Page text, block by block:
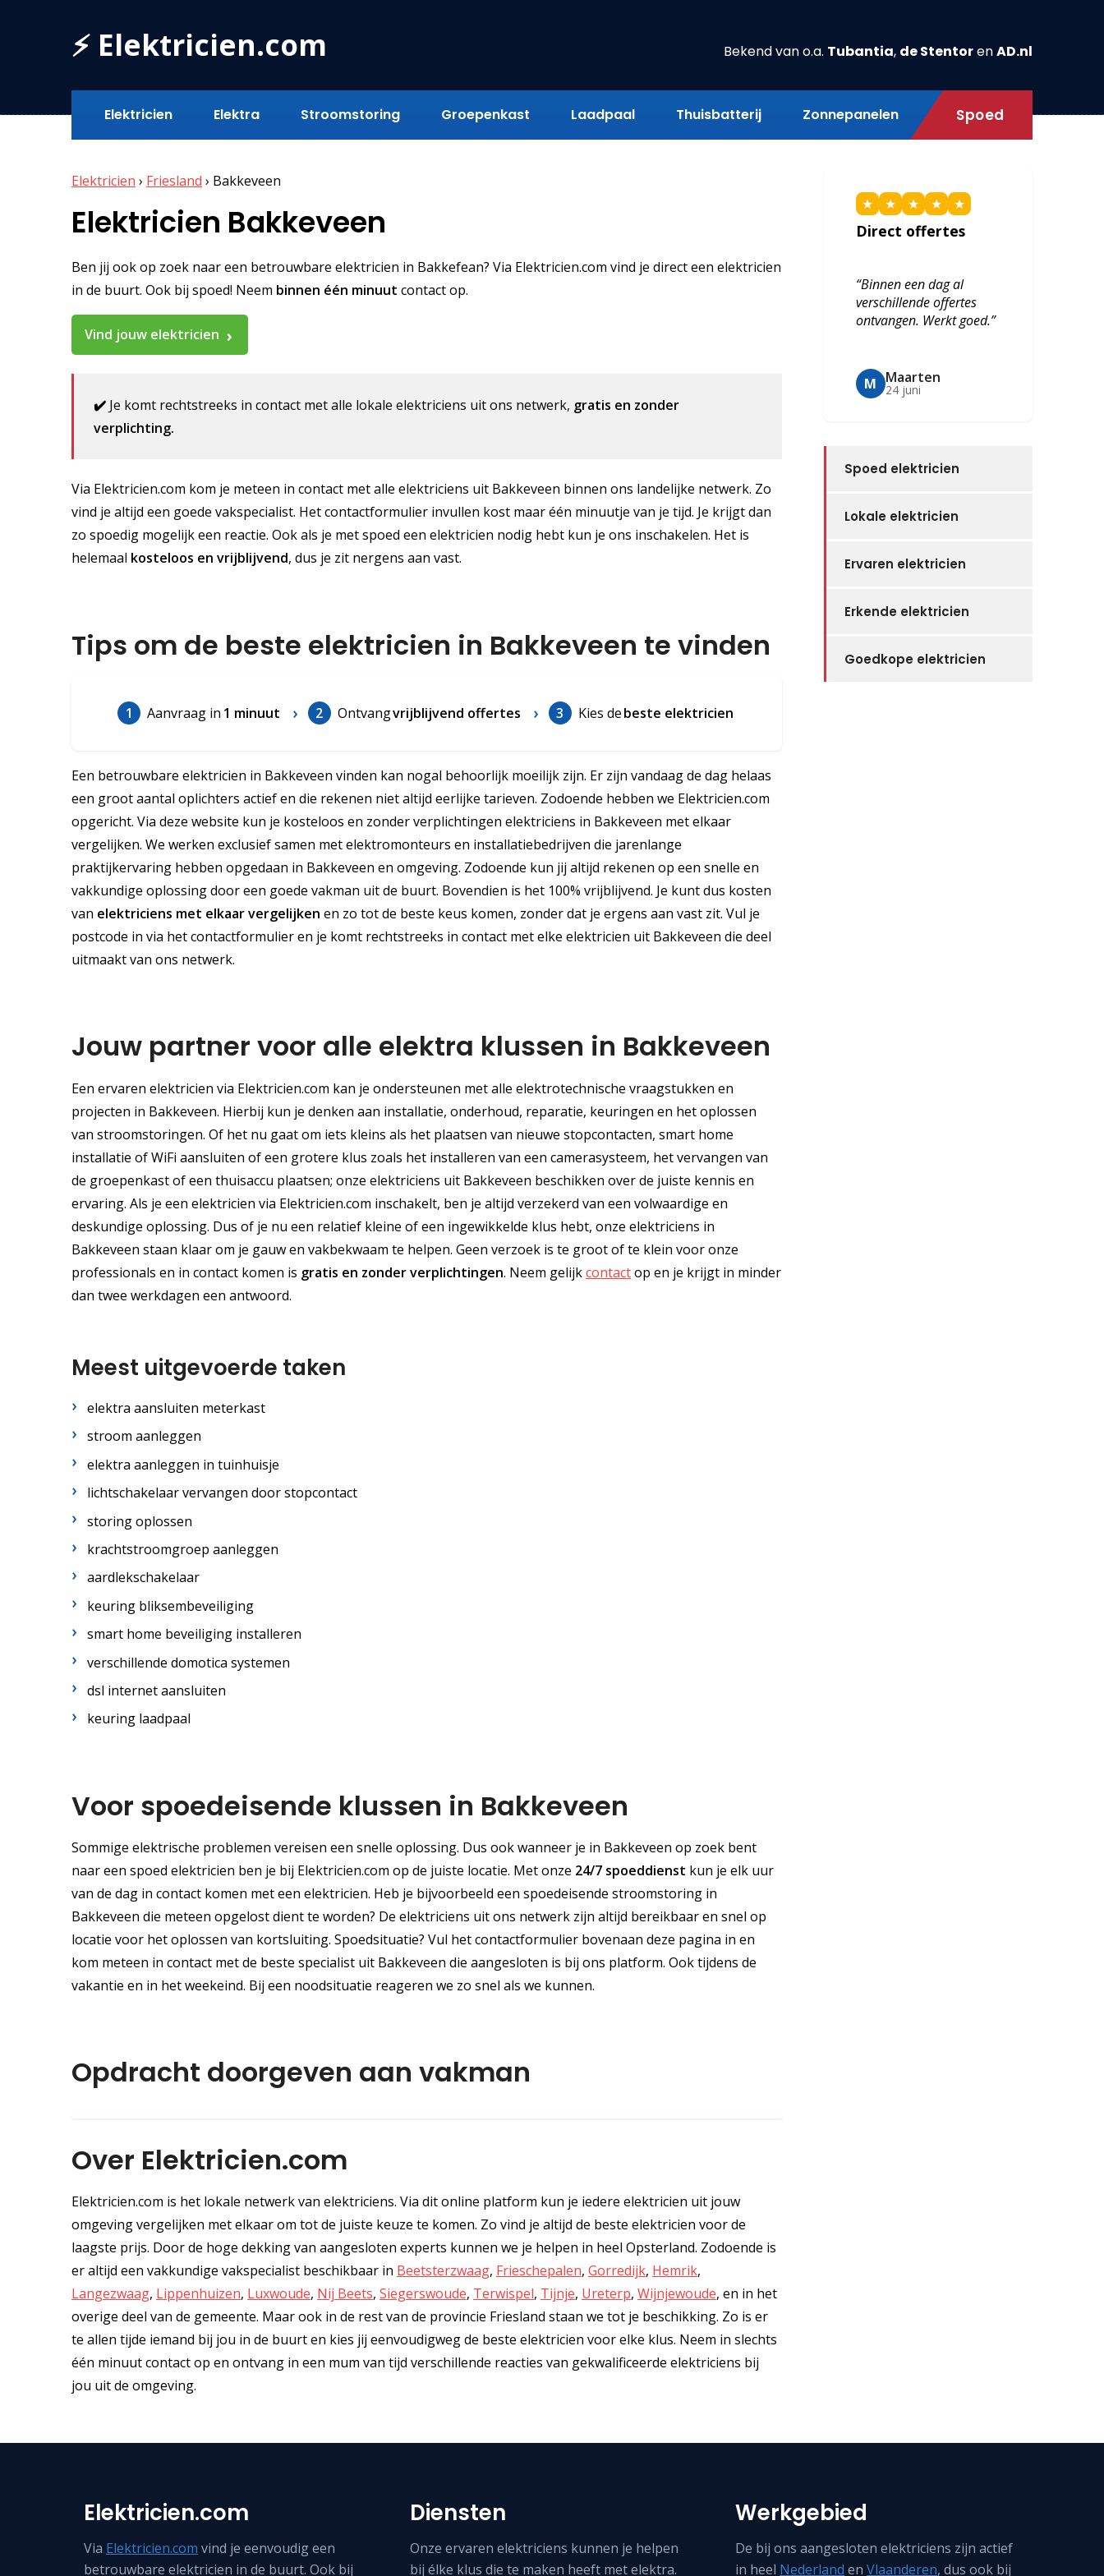
⚡ Elektricien.com Bekend van o.a. Tubantia, de StentorenAD.nl
Elektricien Elektra Stroomstoring Groepenkast Laadpaal Thuisbatterij Zonnepanelen Spoed
Elektricien › Friesland › Bakkeveen
Elektricien Bakkeveen
Ben jij ook op zoek naar een betrouwbare elektricien in Bakkefean? Via Elektricien.com vind je direct een elektricien
in de buurt. Ook bij spoed! Neem binnen één minuut contact op.
Vind jouw elektricien
✔️ Je komt rechtstreeks in contact met alle lokale elektriciens uit ons netwerk, gratis en zonder
verplichting.
Via Elektricien.com kom je meteen in contact met alle elektriciens uit Bakkeveen binnen ons landelijke netwerk. Zo
vind je altijd een goede vakspecialist. Het contactformulier invullen kost maar één minuutje van je tijd. Je krijgt dan
zo spoedig mogelijk een reactie. Ook als je met spoed een elektricien nodig hebt kun je ons inschakelen. Het is
helemaal kosteloos en vrijblijvend, dus je zit nergens aan vast.
Tips om de beste elektricien in Bakkeveen te vinden
1 Aanvraag in 1 minuut 2 Ontvangvrijblijvend offertes 3 Kies debeste elektricien
Een betrouwbare elektricien in Bakkeveen vinden kan nogal behoorlijk moeilijk zijn. Er zijn vandaag de dag helaas
een groot aantal oplichters actief en die rekenen niet altijd eerlijke tarieven. Zodoende hebben we Elektricien.com
opgericht. Via deze website kun je kosteloos en zonder verplichtingen elektriciens in Bakkeveen met elkaar
vergelijken. We werken exclusief samen met elektromonteurs en installatiebedrijven die jarenlange
praktijkervaring hebben opgedaan in Bakkeveen en omgeving. Zodoende kun jij altijd rekenen op een snelle en
vakkundige oplossing door een goede vakman uit de buurt. Bovendien is het 100% vrijblijvend. Je kunt dus kosten
van elektriciens met elkaar vergelijken en zo tot de beste keus komen, zonder dat je ergens aan vast zit. Vul je
postcode in via het contactformulier en je komt rechtstreeks in contact met elke elektricien uit Bakkeveen die deel
uitmaakt van ons netwerk.
Jouw partner voor alle elektra klussen in Bakkeveen
Een ervaren elektricien via Elektricien.com kan je ondersteunen met alle elektrotechnische vraagstukken en
projecten in Bakkeveen. Hierbij kun je denken aan installatie, onderhoud, reparatie, keuringen en het oplossen
van stroomstoringen. Of het nu gaat om iets kleins als het plaatsen van nieuwe stopcontacten, smart home
installatie of WiFi aansluiten of een grotere klus zoals het installeren van een camerasysteem, het vervangen van
de groepenkast of een thuisaccu plaatsen; onze elektriciens uit Bakkeveen beschikken over de juiste kennis en
ervaring. Als je een elektricien via Elektricien.com inschakelt, ben je altijd verzekerd van een volwaardige en
deskundige oplossing. Dus of je nu een relatief kleine of een ingewikkelde klus hebt, onze elektriciens in
Bakkeveen staan klaar om je gauw en vakbekwaam te helpen. Geen verzoek is te groot of te klein voor onze
professionals en in contact komen is gratis en zonder verplichtingen. Neem gelijkcontactop en je krijgt in minder
dan twee werkdagen een antwoord.
Meest uitgevoerde taken
elektra aansluiten meterkast
stroom aanleggen
elektra aanleggen in tuinhuisje
lichtschakelaar vervangen door stopcontact
storing oplossen
krachtstroomgroep aanleggen
aardlekschakelaar
keuring bliksembeveiliging
smart home beveiliging installeren
verschillende domotica systemen
dsl internet aansluiten
keuring laadpaal
Voor spoedeisende klussen in Bakkeveen
Sommige elektrische problemen vereisen een snelle oplossing. Dus ook wanneer je in Bakkeveen op zoek bent
naar een spoed elektricien ben je bij Elektricien.com op de juiste locatie. Met onze 24/7 spoeddienst kun je elk uur
van de dag in contact komen met een elektricien. Heb je bijvoorbeeld een spoedeisende stroomstoring in
Bakkeveen die meteen opgelost dient te worden? De elektriciens uit ons netwerk zijn altijd bereikbaar en snel op
locatie voor het oplossen van kortsluiting. Spoedsituatie? Vul het contactformulier bovenaan deze pagina in en
kom meteen in contact met de beste specialist uit Bakkeveen die aangesloten is bij ons platform. Ook tijdens de
vakantie en in het weekeind. Bij een noodsituatie reageren we zo snel als we kunnen.
Opdracht doorgeven aan vakman
Over Elektricien.com
Elektricien.com is het lokale netwerk van elektriciens. Via dit online platform kun je iedere elektricien uit jouw
omgeving vergelijken met elkaar om tot de juiste keuze te komen. Zo vind je altijd de beste elektricien voor de
laagste prijs. Door de hoge dekking van aangesloten experts kunnen we je helpen in heel Opsterland. Zodoende is
er altijd een vakkundige vakspecialist beschikbaar in Beetsterzwaag, Frieschepalen, Gorredijk, Hemrik,
Langezwaag, Lippenhuizen, Luxwoude, Nij Beets, Siegerswoude, Terwispel, Tijnje, Ureterp, Wijnjewoude, en in het
overige deel van de gemeente. Maar ook in de rest van de provincie Friesland staan we tot je beschikking. Zo is er
te allen tijde iemand bij jou in de buurt en kies jij eenvoudigweg de beste elektricien voor elke klus. Neem in slechts
één minuut contact op en ontvang in een mum van tijd verschillende reacties van gekwalificeerde elektriciens bij
jou uit de omgeving.
★ ★ ★ ★ ★
Direct offertes
“Binnen een dag al
verschillende offertes
ontvangen. Werkt goed.”
M Maarten
24 juni
Spoed elektricien
Lokale elektricien
Ervaren elektricien
Erkende elektricien
Goedkope elektricien
Elektricien.com
Via Elektricien.com vind je eenvoudig een
betrouwbare elektricien in de buurt. Ook bij
Diensten
Onze ervaren elektriciens kunnen je helpen
bij élke klus die te maken heeft met elektra.
Werkgebied
De bij ons aangesloten elektriciens zijn actief
in heel Nederland enVlaanderen, dus ook bij